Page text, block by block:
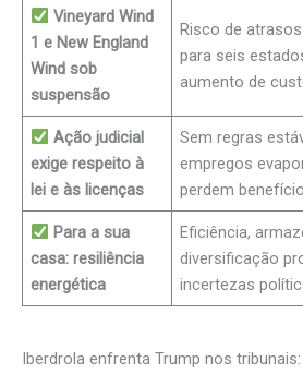
Vineyard Wind
1 e New England
Wind sob
suspensão
Risco de
para seis
aumento de
Ação judicial
exige respeito à
lei e às licenças
Sem regras
empregos
perdem
Para a sua
casa: resiliência
energética
Eficiência,
diversificação
incertezas
Iberdrola enfrenta Trump nos